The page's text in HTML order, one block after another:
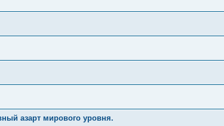
азарт мирового уровня.